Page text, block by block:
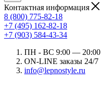
Контактная информация
8 (800) 775-82-18
+7 (495) 162-82-18
+7 (903) 584-43-34
ПН - ВС 9:00 — 20:00
ON-LINE заказы 24/7
info@lepnostyle.ru